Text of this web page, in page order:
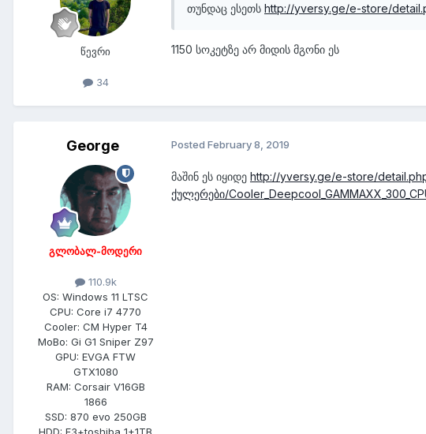
წევრი
34
თუნდაც ესეთს http://yversy.ge/e-store/
1150 სოკეტზე არ მიდის მგონი ეს
George
გლობალ-მოდერი
110.9k
OS: Windows 11 LTSC
CPU: Core i7 4770
Cooler: CM Hyper T4
MoBo: Gi G1 Sniper Z97
GPU: EVGA FTW
GTX1080
RAM: Corsair V16GB
1866
SSD: 870 evo 250GB
Posted February 8, 2019
მაშინ ეს იყიდე http://yversy.ge/e-store/
ქულერები/